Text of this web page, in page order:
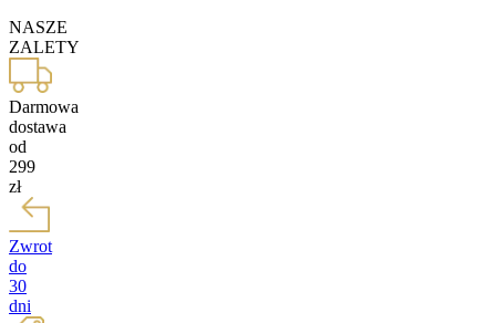
NASZE
ZALETY
Darmowa
dostawa
od
299
zł
Zwrot
do
30
dni